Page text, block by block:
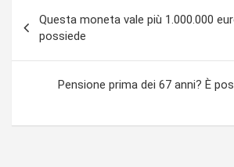
articoli
Questa moneta vale più 1.000.000
possiede
Pensione prima dei 67 anni? È